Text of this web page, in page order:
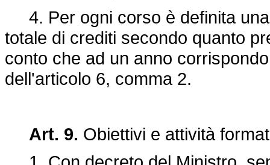
4. Per ogni corso è definita
totale di crediti secondo quanto
conto che ad un anno
dell'articolo 6, comma 2.
Art. 9. Obiettivi e attività